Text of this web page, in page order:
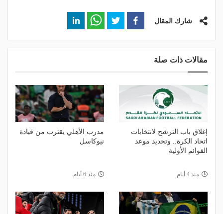
شارك المقال
مقالات ذات صلة
إغلاق باب الترشح لانتخابات
اتحاد الكرة.. وتحديد موعد
القوائم الأولية
منذ 4 أيام
مدرب الأهلي يقترب من قيادة
نيوكاسل
منذ 6 أيام